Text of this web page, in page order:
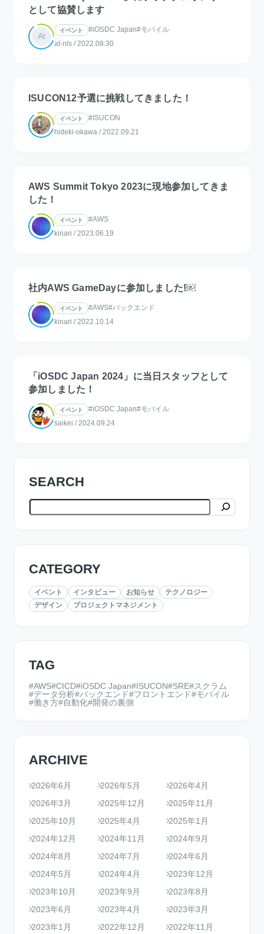
として協賛します
At
イベント #iOSDC Japan#モバイル
at-nls / 2022.08.30
ISUCON12予選に挑戦してきました！
イベント
#ISUCON
hideki-okawa / 2022.09.21
AWS Summit Tokyo 2023に現地参加してきま
した！
イベント
#AWS
kinari / 2023.06.19
社内AWS GameDayに参加しました!￼
イベント #AWS#バックエンド
kinari / 2022.10.14
「iOSDC Japan 2024」に当日スタッフとして
参加しました！
イベント #iOSDC Japan#モバイル
saikei / 2024.09.24
SEARCH
検索
CATEGORY
イベント インタビュー お知らせ
テクノロジー
デザイン
プロジェクトマネジメント
TAG
AWS CICD iOSDC Japan ISUCON SRE
スクラム
データ分析 バックエンド フロントエンド
モバイル
働き方
自動化 開発の裏側
ARCHIVE
2026年6月 2026年5月
2026年4月
2026年3月
2025年12月
2025年11月
2025年10月
2025年4月
2025年1月
2024年12月
2024年11月
2024年9月
2024年8月
2024年7月
2024年6月
2024年5月
2024年4月
2023年12月
2023年10月
2023年9月
2023年8月
2023年6月
2023年4月
2023年3月
2023年1月
2022年12月
2022年11月